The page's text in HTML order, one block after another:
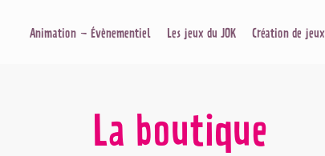
Animation – Évènementiel Les jeux du JOK Création de jeux
La boutique